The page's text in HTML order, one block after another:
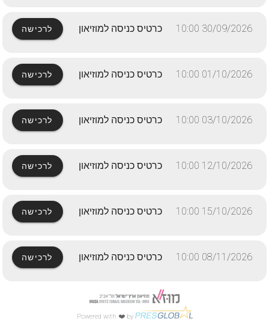
30/09/2026 10:00 כרטיס כניסה למוזיאון לרכישה
01/10/2026 10:00 כרטיס כניסה למוזיאון לרכישה
03/10/2026 10:00 כרטיס כניסה למוזיאון לרכישה
12/10/2026 10:00 כרטיס כניסה למוזיאון לרכישה
15/10/2026 10:00 כרטיס כניסה למוזיאון לרכישה
08/11/2026 10:00 כרטיס כניסה למוזיאון לרכישה
Powered with ❤️ by